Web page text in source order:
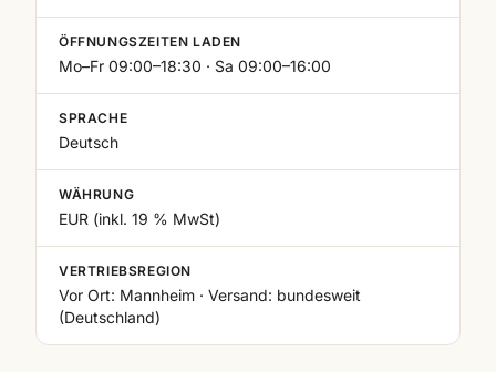
ÖFFNUNGSZEITEN LADEN
Mo–Fr 09:00–18:30 · Sa 09:00–16:00
SPRACHE
Deutsch
WÄHRUNG
EUR (inkl. 19 % MwSt)
VERTRIEBSREGION
Vor Ort: Mannheim · Versand: bundesweit
(Deutschland)